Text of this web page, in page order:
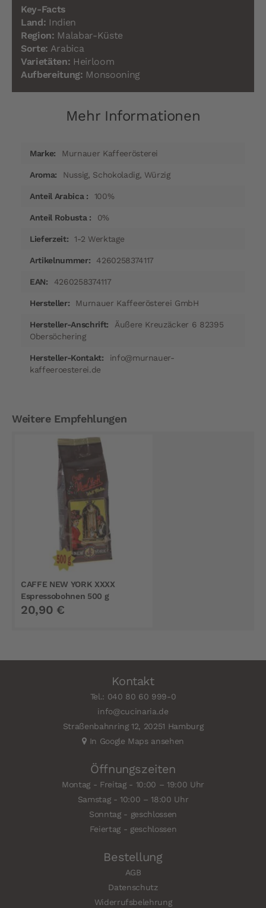
Key-Facts
Land: Indien
Region: Malabar-Küste
Sorte: Arabica
Varietäten: Heirloom
Aufbereitung: Monsooning
Mehr Informationen
InformationenMurnauer Kaffeerösterei
Nussig, Schokoladig, Würzig
100%
0%
1-2 Werktage
4260258374117
4260258374117
Murnauer Kaffeerösterei GmbH
Äußere Kreuzäcker 6 82395
Obersöchering
info@murnauer-
kaffeeroesterei.de
Weitere Empfehlungen
CAFFE NEW YORK XXXX
Espressobohnen 500 g
20,90 €
Kontakt
Tel.: 040 80 60 999-0
info@cucinaria.de
Straßenbahnring 12, 20251 Hamburg
In Google Maps ansehen
Öffnungszeiten
Montag - Freitag - 10:00 – 19:00 Uhr
Samstag - 10:00 – 18:00 Uhr
Sonntag - geschlossen
Feiertag - geschlossen
Bestellung
AGB
Datenschutz
Widerrufsbelehrung